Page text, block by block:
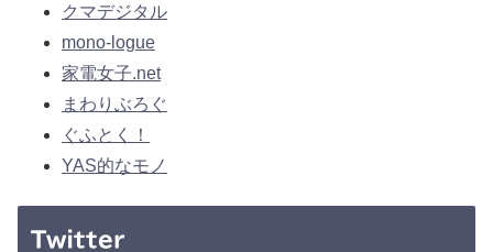
クマデジタル
mono-logue
家電女子.net
まわりぶろぐ
ぐふとく！
YAS的なモノ
Twitter